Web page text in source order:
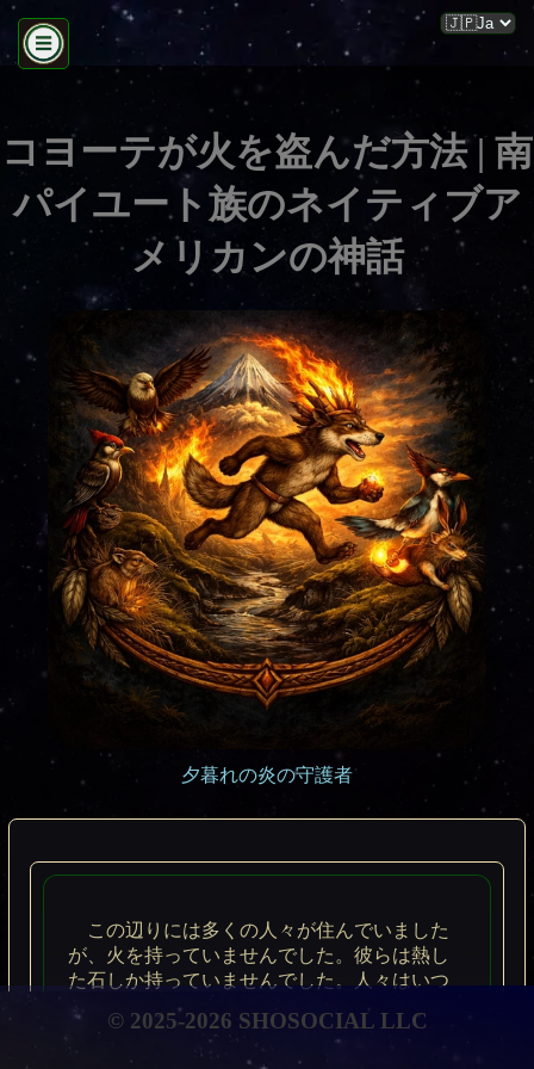
コヨーテが火を盗んだ方法 | 南
パイユート族のネイティブア
メリカンの神話
夕暮れの炎の守護者
この辺りには多くの人々が住んでいました
が、火を持っていませんでした。彼らは熱し
た石しか持っていませんでした。人々はいつ
もウサギを狩っていました。それで、コヨー
テは狩人の列の端にいました。彼はどこから
か火の灰が地面に落ちてくるのを見ました。
© 2025-2026 SHOSOCIAL LLC